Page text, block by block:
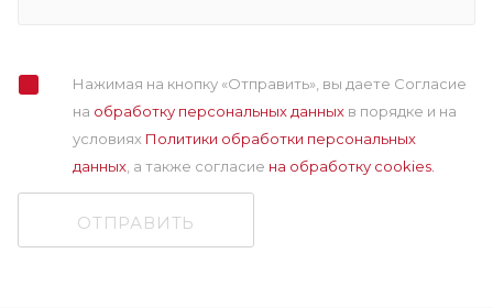
Нажимая на кнопку «Отправить», вы даете Согласие
на обработку персональных данных в порядке и на
условиях Политики обработки персональных
данных , а также cогласие на обработку cookies.
ОТПРАВИТЬ